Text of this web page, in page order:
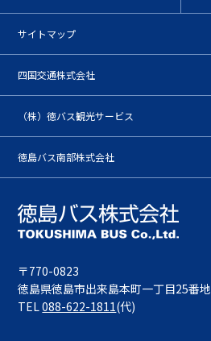
サイトマップ
四国交通株式会社
（株）徳バス観光サービス
徳島バス南部株式会社
〒770-0823
徳島県徳島市出来島本町一丁目25番地
TEL088-622-1811(代)